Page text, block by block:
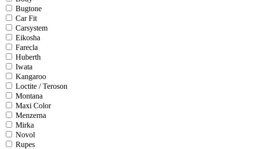
Bugtone
Car Fit
Carsystem
Eikosha
Farecla
Huberth
Iwata
Kangaroo
Loctite / Teroson
Montana
Maxi Color
Menzerna
Mirka
Novol
Rupes